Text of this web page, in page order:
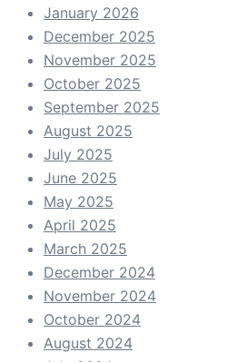
January 2026
December 2025
November 2025
October 2025
September 2025
August 2025
July 2025
June 2025
May 2025
April 2025
March 2025
December 2024
November 2024
October 2024
August 2024